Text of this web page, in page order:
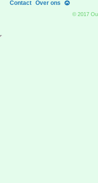
Contact Over ons
© 2017